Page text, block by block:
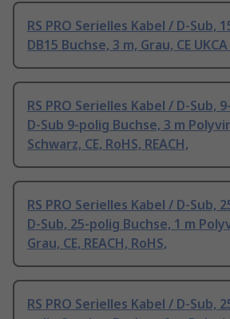
RS PRO Serielles Kabel / D-Sub,
DB15 Buchse, 3 m, Grau, CE UKCA
RS PRO Serielles Kabel / D-Sub,
D-Sub 9-polig Buchse, 3 m
Schwarz, CE, RoHS, REACH,
RS PRO Serielles Kabel / D-Sub,
D-Sub, 25-polig Buchse, 1 m
Grau, CE, REACH, RoHS,
RS PRO Serielles Kabel / D-Sub,